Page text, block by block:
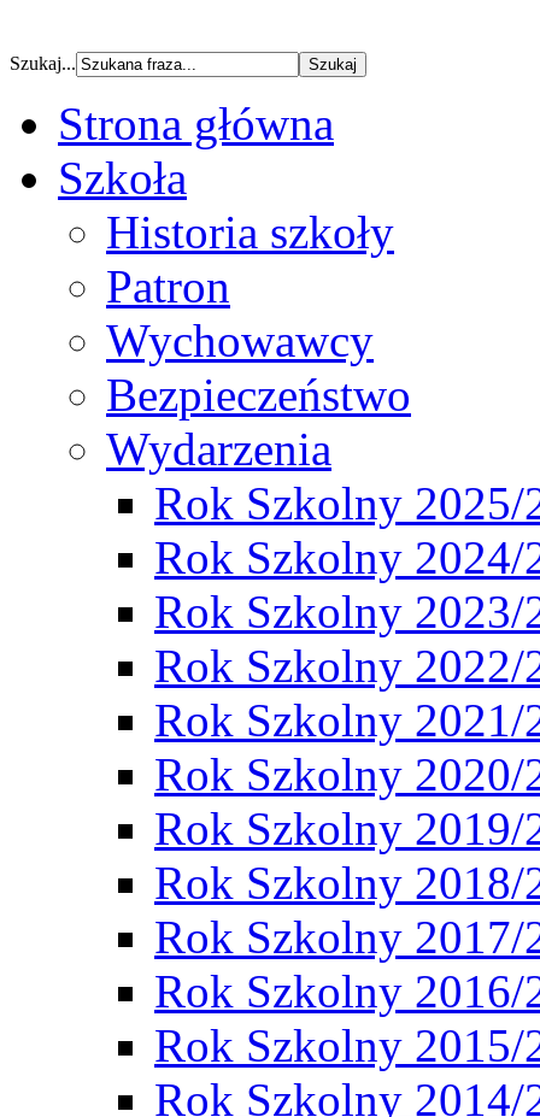
Szukaj...
Strona główna
Szkoła
Historia szkoły
Patron
Wychowawcy
Bezpieczeństwo
Wydarzenia
Rok Szkolny 2025/
Rok Szkolny 2024/
Rok Szkolny 2023/
Rok Szkolny 2022/
Rok Szkolny 2021/
Rok Szkolny 2020/
Rok Szkolny 2019/
Rok Szkolny 2018/
Rok Szkolny 2017/
Rok Szkolny 2016/
Rok Szkolny 2015/
Rok Szkolny 2014/